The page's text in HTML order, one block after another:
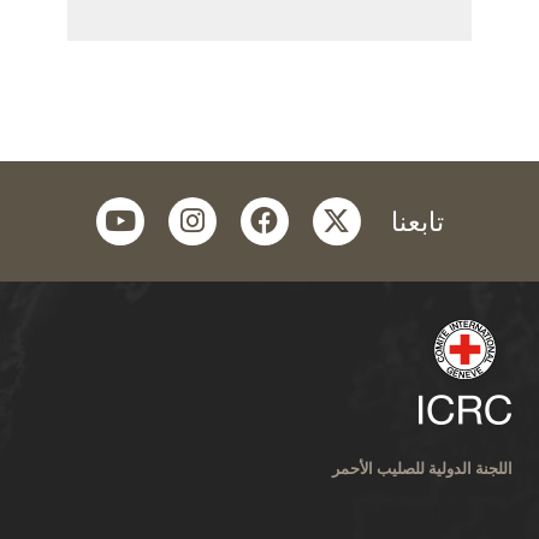
تابعنا twitter
facebook
instagram
youtube
اللجنة الدولية للصليب الأحمر